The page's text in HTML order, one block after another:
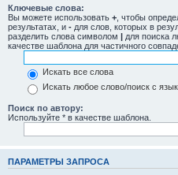
Ключевые слова:
Вы можете использовать + , чтобы
результатах, и - для слов, которых в
разделить слова символом | для поиска
качестве шаблона для частичного
Искать все слова
Искать любое слово/поиск с
Поиск по автору:
Используйте * в качестве шаблона.
ПАРАМЕТРЫ ЗАПРОСА